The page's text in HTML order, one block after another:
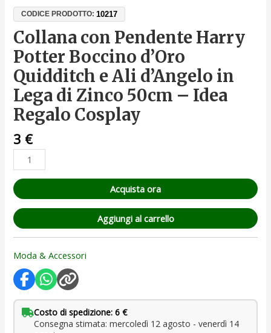
CODICE PRODOTTO:10217
Collana con Pendente Harry
Potter Boccino d’Oro
Quidditch e Ali d’Angelo in
Lega di Zinco 50cm – Idea
Regalo Cosplay
3 €
Acquista ora
Aggiungi al carrello
Moda & Accessori
Costo di spedizione: 6 €
Consegna stimata: mercoledì 12 agosto - venerdì 14